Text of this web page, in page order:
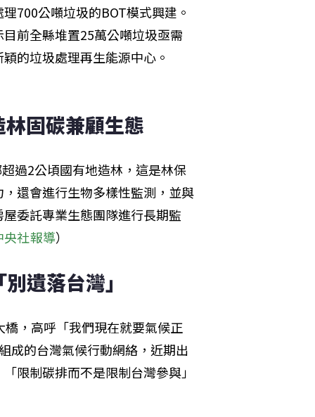
700公噸垃圾的BOT模式興建。
前全縣堆置25萬公噸垃圾亟需
的垃圾處理再生能源中心。
固碳兼顧生態
過2公頃國有地造林，這是林保
還會進行生物多樣性監測，並與
委託專業生態團隊進行長期監
央社報導）
遺落台灣」
，高呼「我們現在就要氣候正
成的台灣氣候行動網絡，近期出
限制碳排而不是限制台灣參與」